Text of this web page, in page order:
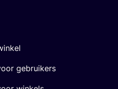
gebruikers